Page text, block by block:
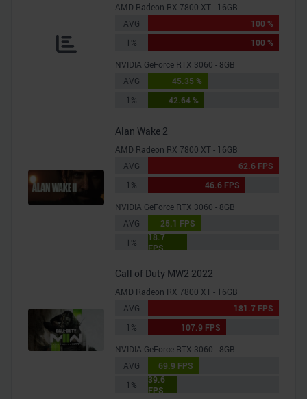
AMD Radeon RX 7800 XT - 16GB
AVG
100 %
1%
100 %
NVIDIA GeForce RTX 3060 - 8GB
AVG
45.35 %
1%
42.64 %
Alan Wake 2
AMD Radeon RX 7800 XT - 16GB
AVG
62.6 FPS
1%
46.6 FPS
NVIDIA GeForce RTX 3060 - 8GB
AVG
25.1 FPS
1%
18.7
FPS
Call of Duty MW2 2022
AMD Radeon RX 7800 XT - 16GB
AVG
181.7 FPS
1%
107.9 FPS
NVIDIA GeForce RTX 3060 - 8GB
AVG
69.9 FPS
1%
39.6
FPS